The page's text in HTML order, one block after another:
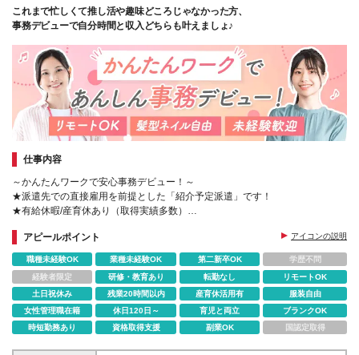
これまで忙しくて推し活や趣味どころじゃなかった方、
事務デビューで自分時間と収入どちらも叶えましょ♪
仕事内容
～かんたんワークで安心事務デビュー！～
★派遣先での直接雇用を前提とした「紹介予定派遣」です！
★有給休暇/産育休あり（取得実績多数）
アピールポイント
アイコンの説明
職種未経験OK 業種未経験OK 第二新卒OK
学歴不問
経験者限定
研修・教育あり 転勤なし
リモートOK
土日祝休み
残業20時間以内 産育休活用有
服装自由
女性管理職在籍
休日120日～ 育児と両立
ブランクOK
時短勤務あり
資格取得支援 副業OK 国認定取得